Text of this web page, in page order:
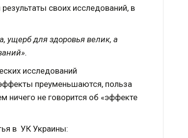
своих исследований, в
ущерб для здоровья велик, а
исследований
преуменьшаются, польза
ничего не говорится об «эффекте
в УК Украины: